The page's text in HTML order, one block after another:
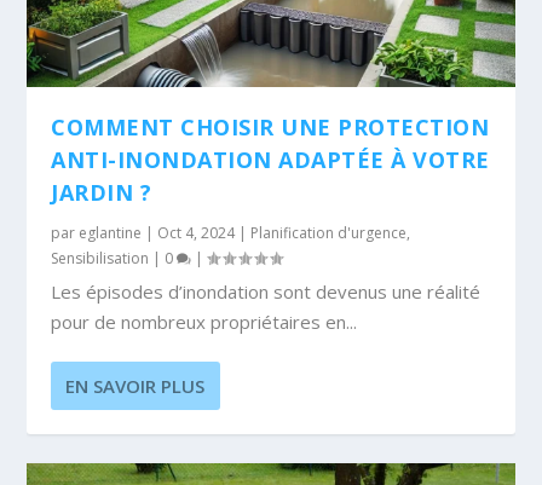
COMMENT CHOISIR UNE PROTECTION
ANTI-INONDATION ADAPTÉE À VOTRE
JARDIN ?
par eglantine | Oct 4, 2024| Planification d'urgence,
Sensibilisation | 0 |
Les épisodes d’inondation sont devenus une réalité
pour de nombreux propriétaires en...
EN SAVOIR PLUS